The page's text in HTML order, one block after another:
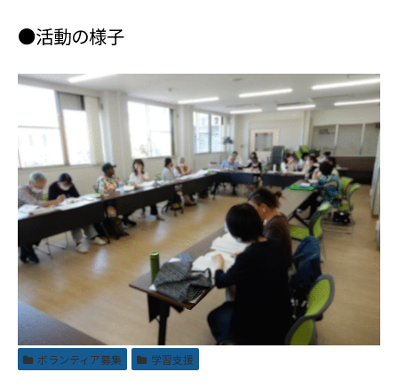
●活動の様子
ボランティア募集 学習支援